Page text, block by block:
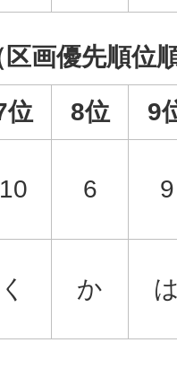
画優先順位
位 8位
9
10 6 9
く か